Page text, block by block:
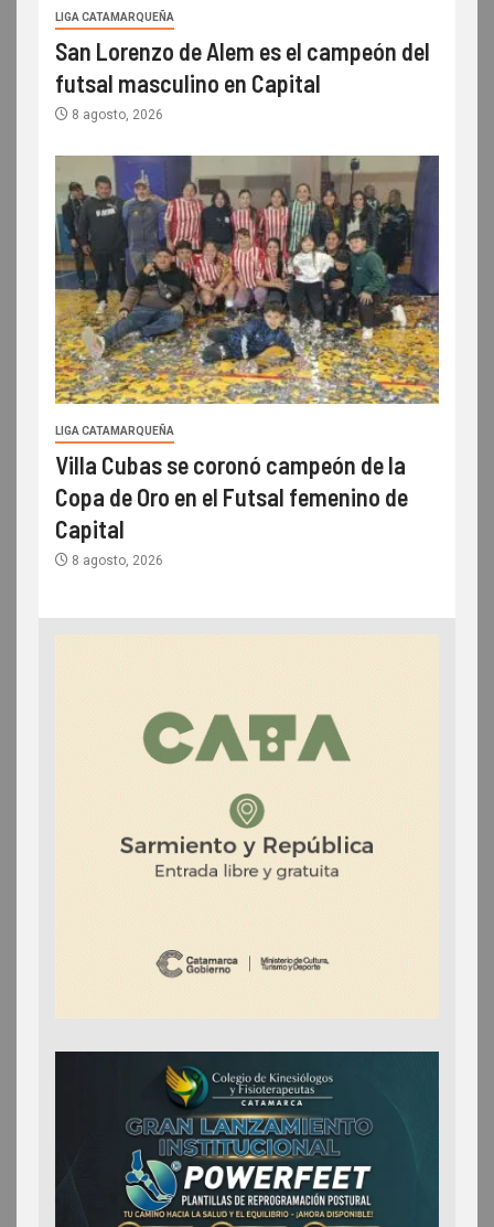
LIGA CATAMARQUEÑA
San Lorenzo de Alem es el campeón del
futsal masculino en Capital
8 agosto, 2026
LIGA CATAMARQUEÑA
Villa Cubas se coronó campeón de la
Copa de Oro en el Futsal femenino de
Capital
8 agosto, 2026